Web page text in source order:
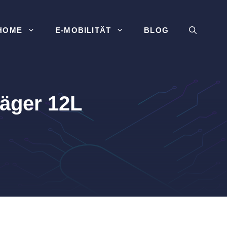
E-MOBILITÄT BLOG
12L